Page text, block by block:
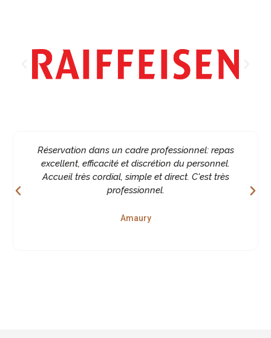
Réservation dans un cadre professionnel: repas
excellent, efficacité et discrétion du personnel.
Accueil très cordial, simple et direct. C'est très
professionnel.
Amaury